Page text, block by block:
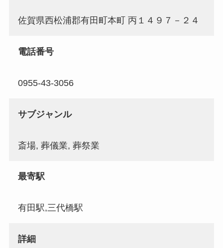
佐賀県西松浦郡有田町本町 丙１４９７－２４
電話番号
0955-43-3056
サブジャンル
斎場, 葬儀業, 葬祭業
最寄駅
有田駅,三代橋駅
詳細